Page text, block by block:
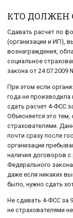
КТО ДОЛЖЕН
Сдавать расчет по
(организации и ИП),
вознаграждения,
социальное
закона от
При этом если
года не производила
сдать расчет 4-ФСС
Объясняется это
страхователями.
почти сразу после
организации
наличия договоров с
Федерального
даже если никаких
было, нужно сдать
Не сдавать 4-ФСС за
не страхователями